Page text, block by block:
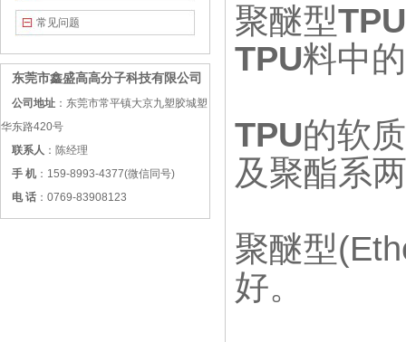
常见问题
东莞市鑫盛高高分子科技有限公司
公司地址 ：东莞市常平镇大京九塑胶城塑
华东路420号
联系人 ：陈经理
手 机 ：159-8993-4377(微信同号)
电 话 ：0769-83908123
聚醚型TPU
TPU料中
TPU的软
及聚酯系
聚醚型
好。